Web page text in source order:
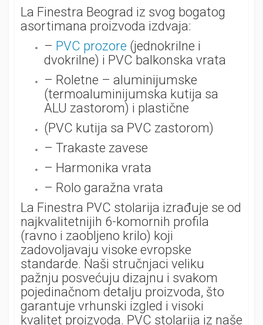
La Finestra Beograd iz svog bogatog
asortimana proizvoda izdvaja:
– PVC prozore (jednokrilne i
dvokrilne) i PVC balkonska vrata
– Roletne – aluminijumske
(termoaluminijumska kutija sa
ALU zastorom) i plastične
(PVC kutija sa PVC zastorom)
– Trakaste zavese
– Harmonika vrata
– Rolo garažna vrata
La Finestra PVC stolarija izrađuje se od
najkvalitetnijih 6-komornih profila
(ravno i zaobljeno krilo) koji
zadovoljavaju visoke evropske
standarde. Naši stručnjaci veliku
pažnju posvećuju dizajnu i svakom
pojedinačnom detalju proizvoda, što
garantuje vrhunski izgled i visoki
kvalitet proizvoda. PVC stolarija iz naše